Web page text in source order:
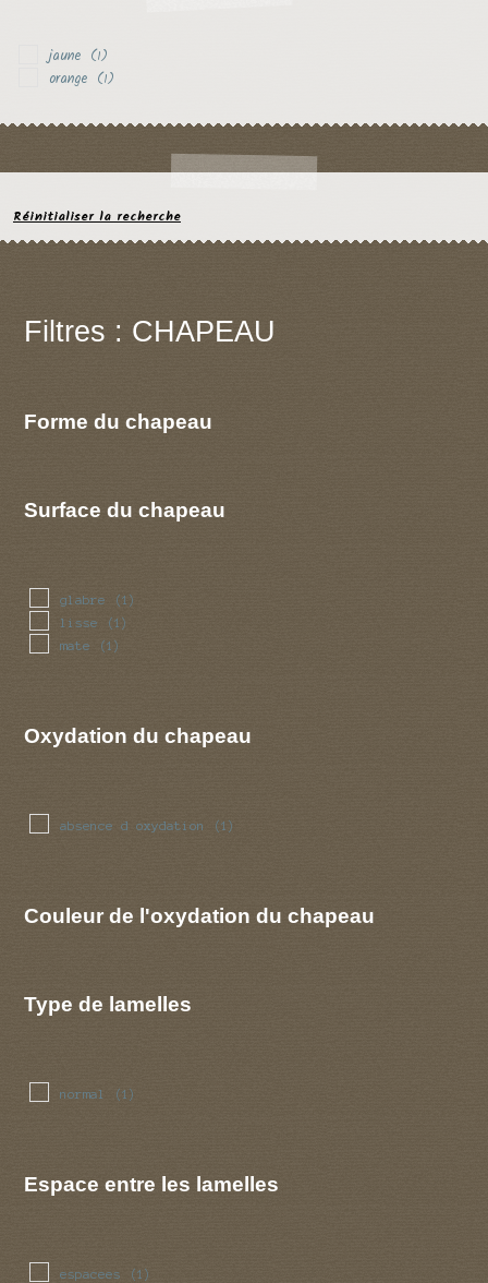
jaune (1)
orange (1)
Réinitialiser la recherche
Filtres : CHAPEAU
Forme du chapeau
Surface du chapeau
glabre (1)
lisse (1)
mate (1)
Oxydation du chapeau
absence d oxydation (1)
Couleur de l'oxydation du chapeau
Type de lamelles
normal (1)
Espace entre les lamelles
espacees (1)